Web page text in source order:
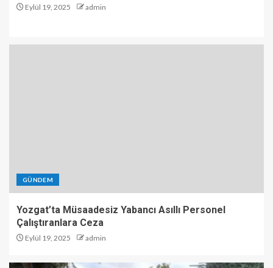
Eylül 19, 2025 admin
GÜNDEM
Yozgat’ta Müsaadesiz Yabancı Asıllı Personel
Çalıştıranlara Ceza
Eylül 19, 2025 admin